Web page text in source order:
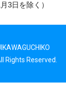
3日を除く）
Rights Reserved.